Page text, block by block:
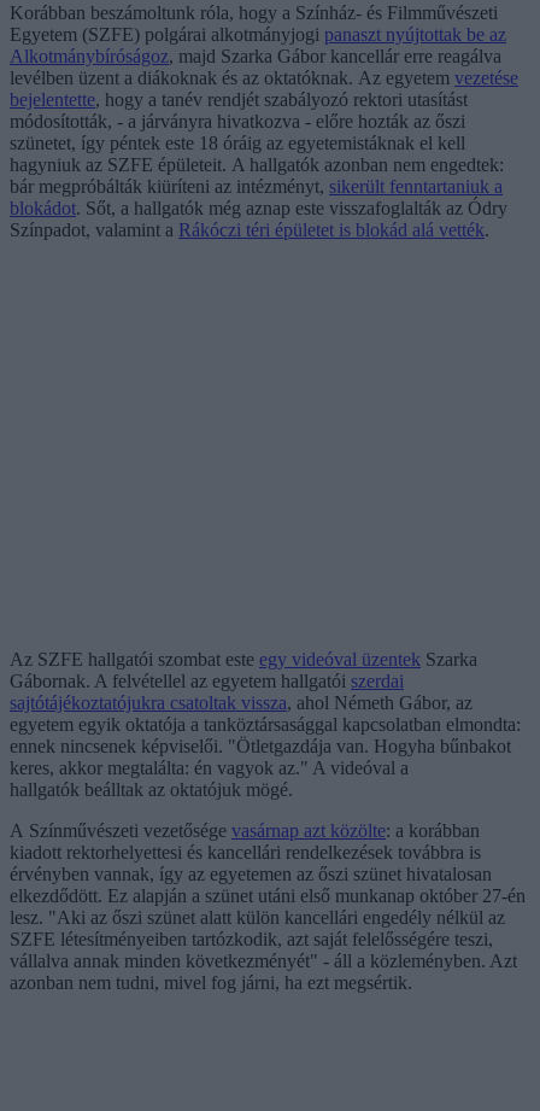
Korábban beszámoltunk róla, hogy a Színház- és Filmművészeti
Egyetem (SZFE) polgárai alkotmányjogi panaszt nyújtottak be az
Alkotmánybíróságoz, majd Szarka Gábor kancellár erre reagálva
levélben üzent a diákoknak és az oktatóknak. Az egyetem vezetése
bejelentette, hogy a tanév rendjét szabályozó rektori utasítást
módosították, - a járványra hivatkozva - előre hozták az őszi
szünetet, így péntek este 18 óráig az egyetemistáknak el kell
hagyniuk az SZFE épületeit. A hallgatók azonban nem engedtek:
bár megpróbálták kiüríteni az intézményt, sikerült fenntartaniuk a
blokádot. Sőt, a hallgatók még aznap este visszafoglalták az Ódry
Színpadot, valamint a Rákóczi téri épületet is blokád alá vették.
Az SZFE hallgatói szombat este egy videóval üzentek Szarka
Gábornak. A felvétellel az egyetem hallgatói szerdai
sajtótájékoztatójukra csatoltak vissza, ahol Németh Gábor, az
egyetem egyik oktatója a tanköztársasággal kapcsolatban elmondta:
ennek nincsenek képviselői. "Ötletgazdája van. Hogyha bűnbakot
keres, akkor megtalálta: én vagyok az." A videóval a
hallgatók beálltak az oktatójuk mögé.
A Színművészeti vezetősége vasárnap azt közölte: a korábban
kiadott rektorhelyettesi és kancellári rendelkezések továbbra is
érvényben vannak, így az egyetemen az őszi szünet hivatalosan
elkezdődött. Ez alapján a szünet utáni első munkanap október 27-én
lesz. "Aki az őszi szünet alatt külön kancellári engedély nélkül az
SZFE létesítményeiben tartózkodik, azt saját felelősségére teszi,
vállalva annak minden következményét" - áll a közleményben. Azt
azonban nem tudni, mivel fog járni, ha ezt megsértik.